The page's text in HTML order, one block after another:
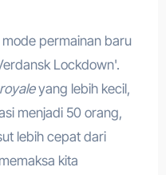
permainan baru
Lockdown'.
yang lebih kecil,
menjadi 50 orang,
lebih cepat dari
kita